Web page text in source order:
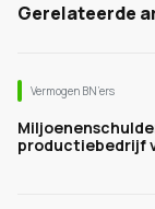
Gerelateerde
Vermogen BN’ers
productiebedrijf